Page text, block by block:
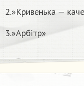
2.»Кривенька —
3.»Арбітр»